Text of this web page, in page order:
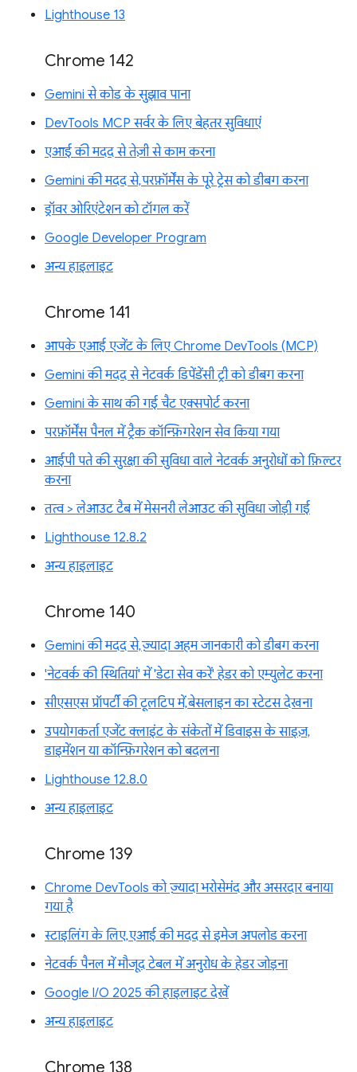
Lighthouse 13
Chrome 142
Gemini से कोड के सुझाव पाना
DevTools MCP सर्वर के लिए बेहतर सुविधाएं
एआई की मदद से तेज़ी से काम करना
Gemini की मदद से, परफ़ॉर्मेंस के पूरे ट्रेस को डीबग करना
ड्रॉवर ओरिएंटेशन को टॉगल करें
Google Developer Program
अन्य हाइलाइट
Chrome 141
आपके एआई एजेंट के लिए Chrome DevTools (MCP)
Gemini की मदद से नेटवर्क डिपेंडेंसी ट्री को डीबग करना
Gemini के साथ की गई चैट एक्सपोर्ट करना
परफ़ॉर्मेंस पैनल में ट्रैक कॉन्फ़िगरेशन सेव किया गया
आईपी पते की सुरक्षा की सुविधा वाले नेटवर्क अनुरोधों को फ़िल्टर
करना
तत्व > लेआउट टैब में मेसनरी लेआउट की सुविधा जोड़ी गई
Lighthouse 12.8.2
अन्य हाइलाइट
Chrome 140
Gemini की मदद से, ज़्यादा अहम जानकारी को डीबग करना
'नेटवर्क की स्थितियां' में 'डेटा सेव करें' हेडर को एम्युलेट करना
सीएसएस प्रॉपर्टी की टूलटिप में, बेसलाइन का स्टेटस देखना
उपयोगकर्ता एजेंट क्लाइंट के संकेतों में डिवाइस के साइज़,
डाइमेंशन या कॉन्फ़िगरेशन को बदलना
Lighthouse 12.8.0
अन्य हाइलाइट
Chrome 139
Chrome DevTools को ज़्यादा भरोसेमंद और असरदार बनाया
गया है
स्टाइलिंग के लिए, एआई की मदद से इमेज अपलोड करना
नेटवर्क पैनल में मौजूद टेबल में अनुरोध के हेडर जोड़ना
Google I/O 2025 की हाइलाइट देखें
अन्य हाइलाइट
Chrome 138